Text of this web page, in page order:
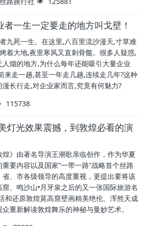
者一生一定要走的地方叫戈壁！
九死一生。在这里,八百里流沙漫天,寸草难
着大地,夜里寒风又直刺骨髓。很多人疑惑,
烟的地方,为什么每年还能吸引大量企业
来走一趟,甚至一年走几趟,连续走几年?这种
长行走,对企业家而言,究竟有何魅力?
115738
灯光效果震撼，到敦煌必看的演
》由著名导演王潮歌亲临创作，作为华夏
要内容以及国家“一带一路”战略首个丝路
、市各级领导的高度重视，更提出要将该
、鸣沙山•月牙泉之后的又一张国际旅游名
和还原敦煌莫高窟壁画精美绝伦、浑然天成
重新解读敦煌舞乐的神秘与曼妙艺术。